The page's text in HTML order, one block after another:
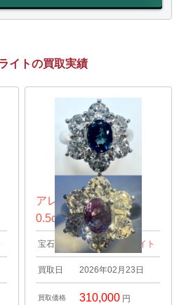
イトの買取実績
アレキサンドライト
0.5ct リング
宝石名 アレキサンドライト
買取日 2026年02月23日
買取価格 310,000 円